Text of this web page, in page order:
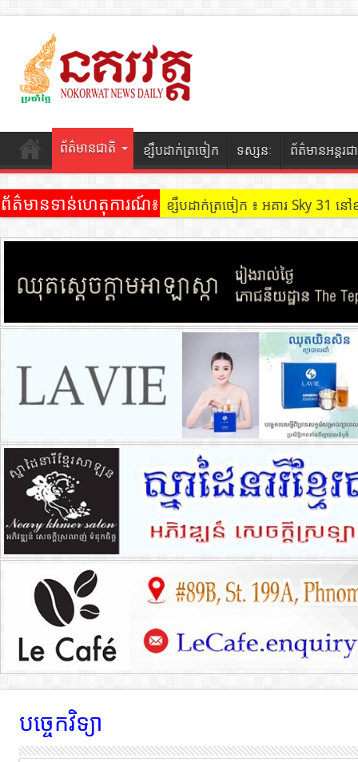
ព័ត៌មានជាតិ ខ្សឹបដាក់ត្រចៀក ទស្សនៈ ព័ត៌មានអន្តរជ
ព័ត៌មានទាន់ហេតុការណ៍៖ ខ្សឹបដាក់ត្រចៀក ៖ អគារ Sky 31
ខ្សឹបដាក់ត្រចៀក ៖ ដល់ករ ! ឈ្មួញដឹក
បច្ចេកវិទ្យា